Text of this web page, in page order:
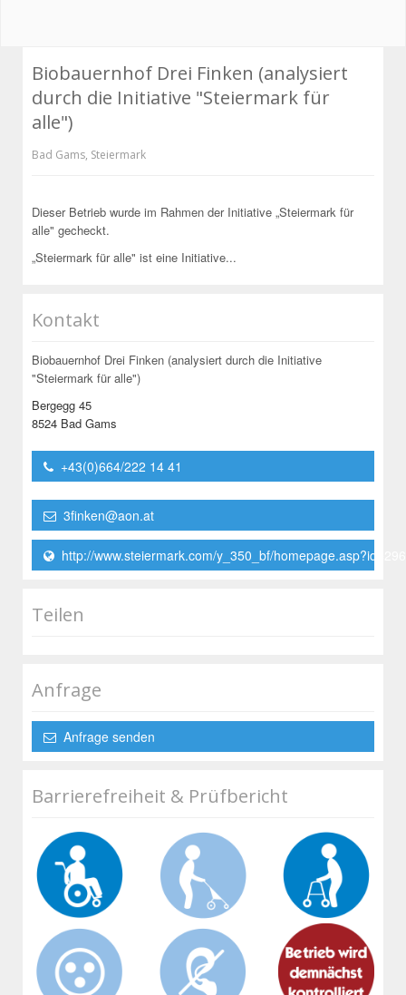
Biobauernhof Drei Finken (analysiert
durch die Initiative "Steiermark für
alle")
Bad Gams, Steiermark
Dieser Betrieb wurde im Rahmen der Initiative „Steiermark für
alle" gecheckt.
„Steiermark für alle" ist eine Initiative...
Kontakt
Biobauernhof Drei Finken (analysiert durch die Initiative
"Steiermark für alle")
Bergegg 45
8524 Bad Gams
+43(0)664/222 14 41
3finken@aon.at
http://www.steiermark.com/y_350_bf/
Teilen
Anfrage
Anfrage senden
Barrierefreiheit & Prüfbericht